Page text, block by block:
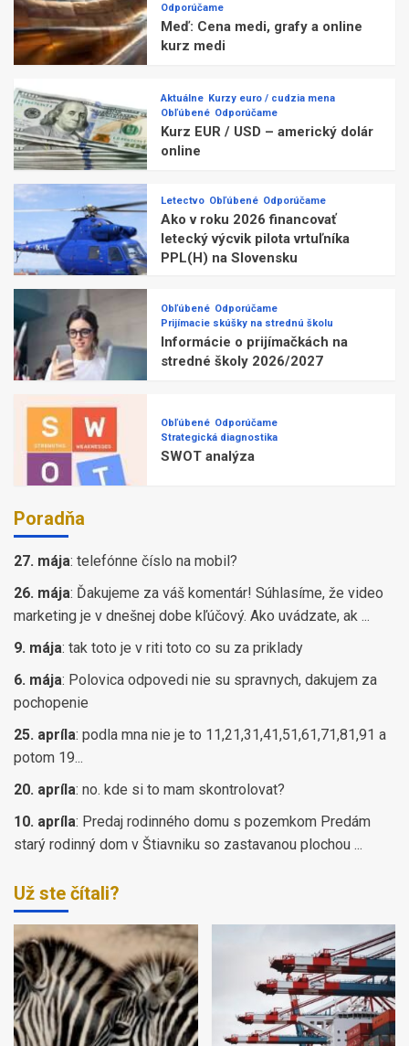
Odporúčame
Meď: Cena medi, grafy a online
kurz medi
Aktuálne Kurzy euro / cudzia mena
Obľúbené Odporúčame
Kurz EUR / USD – americký dolár
online
Letectvo Obľúbené Odporúčame
Ako v roku 2026 financovať
letecký výcvik pilota vrtuľníka
PPL(H) na Slovensku
Obľúbené Odporúčame
Prijímacie skúšky na strednú školu
Informácie o prijímačkách na
stredné školy 2026/2027
Obľúbené Odporúčame
Strategická diagnostika
SWOT analýza
Poradňa
27. mája: telefónne číslo na mobil?
26. mája: Ďakujeme za váš komentár! Súhlasíme, že video
marketing je v dnešnej dobe kľúčový. Ako uvádzate, ak ...
9. mája: tak toto je v riti toto co su za priklady
6. mája: Polovica odpovedi nie su spravnych, dakujem za
pochopenie
25. apríla: podla mna nie je to 11,21,31,41,51,61,71,81,91 a
potom 19...
20. apríla: no. kde si to mam skontrolovat?
10. apríla: Predaj rodinného domu s pozemkom Predám
starý rodinný dom v Štiavniku so zastavanou plochou ...
Už ste čítali?